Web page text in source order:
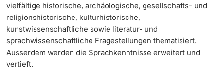
Digital learning
Language Center
Learning Spaces
vielfältige historische, archäologische, gesellschafts- und
religionshistorische, kulturhistorische,
kunstwissenschaftliche sowie literatur- und
sprachwissenschaftliche Fragestellungen thematisiert.
Ausserdem werden die Sprachkenntnisse erweitert und
vertieft.